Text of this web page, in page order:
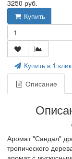
3250 руб.
Купить
Купить в 1 клик
Описание
Аромат "Сандал"
тропического